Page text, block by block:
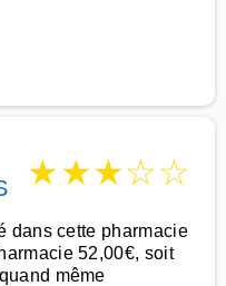
★★★☆☆
dans cette pharmacie
52,00€, soit
même